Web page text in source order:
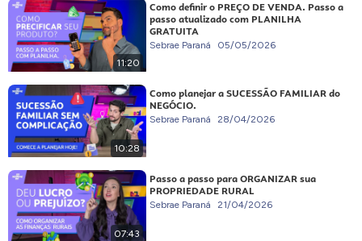
11:20
Como definir o PREÇO DE VENDA. Passo a
passo atualizado com PLANILHA
GRATUITA
Sebrae Paraná 05/05/2026
10:28
Como planejar a SUCESSÃO FAMILIAR do
NEGÓCIO.
Sebrae Paraná 28/04/2026
07:43
Passo a passo para ORGANIZAR sua
PROPRIEDADE RURAL
Sebrae Paraná 21/04/2026